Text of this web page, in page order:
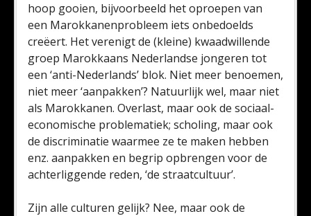
hoop gooien, bijvoorbeeld het oproepen van
een Marokkanenprobleem iets onbedoelds
creëert. Het verenigt de (kleine) kwaadwillende
groep Marokkaans Nederlandse jongeren tot
een ‘anti-Nederlands’ blok. Niet meer benoemen,
niet meer ‘aanpakken’? Natuurlijk wel, maar niet
als Marokkanen. Overlast, maar ook de sociaal-
economische problematiek; scholing, maar ook
de discriminatie waarmee ze te maken hebben
enz. aanpakken en begrip opbrengen voor de
achterliggende reden, ‘de straatcultuur’.
Zijn alle culturen gelijk? Nee, maar ook de